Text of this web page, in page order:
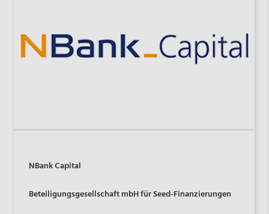
NBank Capital
Beteiligungsgesellschaft mbH für Seed-Finanzierungen